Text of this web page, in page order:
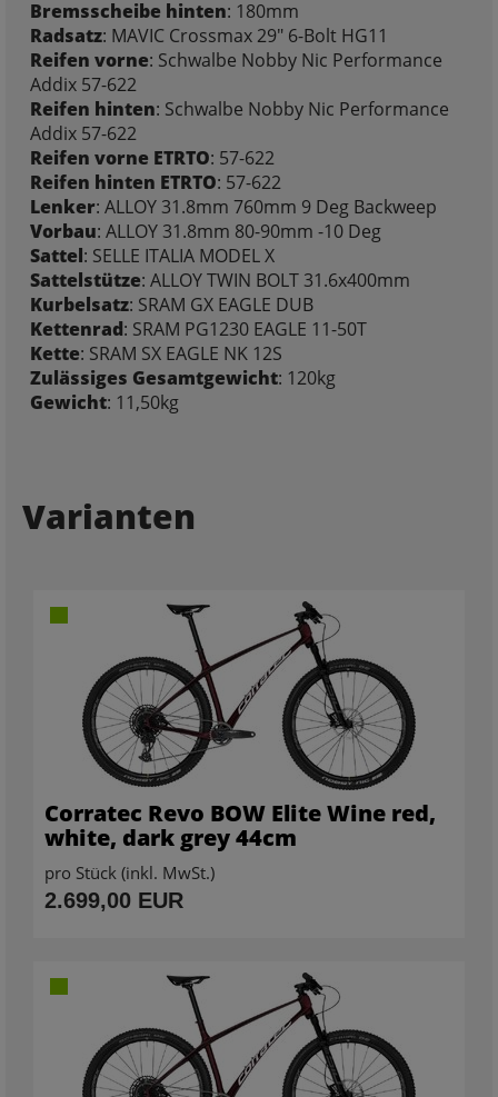
Bremsscheibe hinten: 180mm
Radsatz: MAVIC Crossmax 29" 6-Bolt HG11
Reifen vorne: Schwalbe Nobby Nic Performance
Addix 57-622
Reifen hinten: Schwalbe Nobby Nic Performance
Addix 57-622
Reifen vorne ETRTO: 57-622
Reifen hinten ETRTO: 57-622
Lenker: ALLOY 31.8mm 760mm 9 Deg Backweep
Vorbau: ALLOY 31.8mm 80-90mm -10 Deg
Sattel: SELLE ITALIA MODEL X
Sattelstütze: ALLOY TWIN BOLT 31.6x400mm
Kurbelsatz: SRAM GX EAGLE DUB
Kettenrad: SRAM PG1230 EAGLE 11-50T
Kette: SRAM SX EAGLE NK 12S
Zulässiges Gesamtgewicht: 120kg
Gewicht: 11,50kg
Varianten
Corratec Revo BOW Elite Wine red,
white, dark grey 44cm
pro Stück (inkl. MwSt.)
2.699,00 EUR